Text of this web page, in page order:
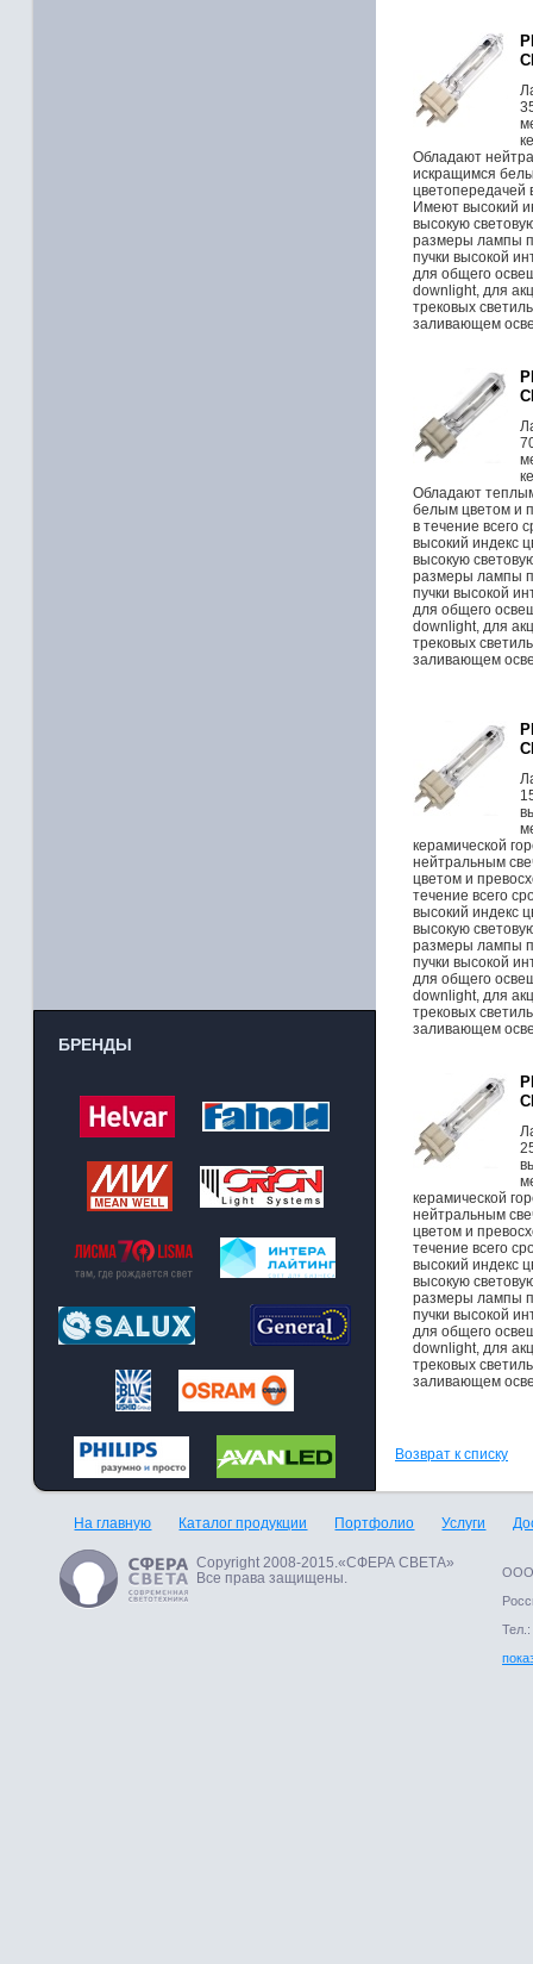
БРЕНДЫ
Обладают
искращимся
цветопередачей
Имеют высокий
высокую
размеры лампы
пучки высокой
для общего
downlight, для
трековых
заливающем
Обладают
белым цветом и
в течение всего
высокий индекс
высокую
размеры лампы
пучки высокой
для общего
downlight, для
трековых
заливающем
керамической
нейтральным
цветом и
течение всего
высокий индекс
высокую
размеры лампы
пучки высокой
для общего
downlight, для
трековых
заливающем
керамической
нейтральным
цветом и
течение всего
высокий индекс
высокую
размеры лампы
пучки высокой
для общего
downlight, для
трековых
заливающем
Возврат к списку
На главную Каталог продукции Портфолио Услуги
Copyright 2008-2015.«СФЕРА СВЕТА»
Все права защищены.
ООО